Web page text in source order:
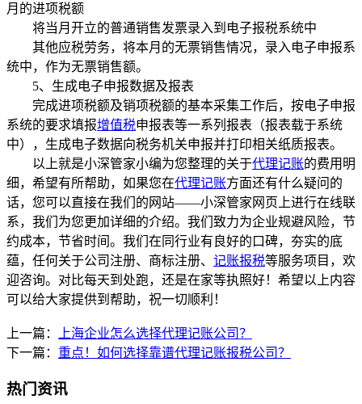
月的进项税额
将当月开立的普通销售发票录入到电子报税系统中
其他应税劳务，将本月的无票销售情况，录入电子申报系
统中，作为无票销售额。
5、生成电子申报数据及报表
完成进项税额及销项税额的基本采集工作后，按电子申报
系统的要求填报增值税申报表等一系列报表（报表载于系统
中），生成电子数据向税务机关申报并打印相关纸质报表。
以上就是小深管家小编为您整理的关于代理记账的费用明
细，希望有所帮助，如果您在代理记账方面还有什么疑问的
话，您可以直接在我们的网站——小深管家网页上进行在线联
系，我们为您更加详细的介绍。我们致力为企业规避风险，节
约成本，节省时间。我们在同行业有良好的口碑，夯实的底
蕴，任何关于公司注册、商标注册、 记账报税等服务项目，欢
迎咨询。对比每天到处跑，还是在家等执照好！希望以上内容
可以给大家提供到帮助，祝一切顺利！
上一篇：
上海企业怎么选择代理记账公司？
下一篇： 重点！如何选择靠谱代理记账报税公司？
热门资讯